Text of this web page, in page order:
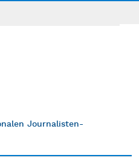
Journalisten-